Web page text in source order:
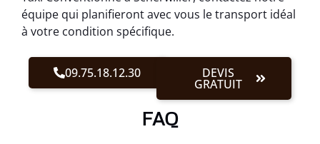
équipe qui planifieront avec vous le transport idéal
à votre condition spécifique.
09.75.18.12.30 DEVIS
GRATUIT
FAQ